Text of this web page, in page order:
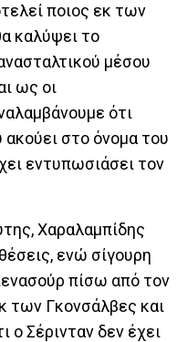
ποιος εκ των
καλύψει το
μέσου
ως οι
ότι
στο όνομα του
εντυπωσιάσει τον
Χαραλαμπίδης
ενώ σίγουρη
πίσω από τον
των Γκονσάλβες και
ο Σέρινταν δεν έχει